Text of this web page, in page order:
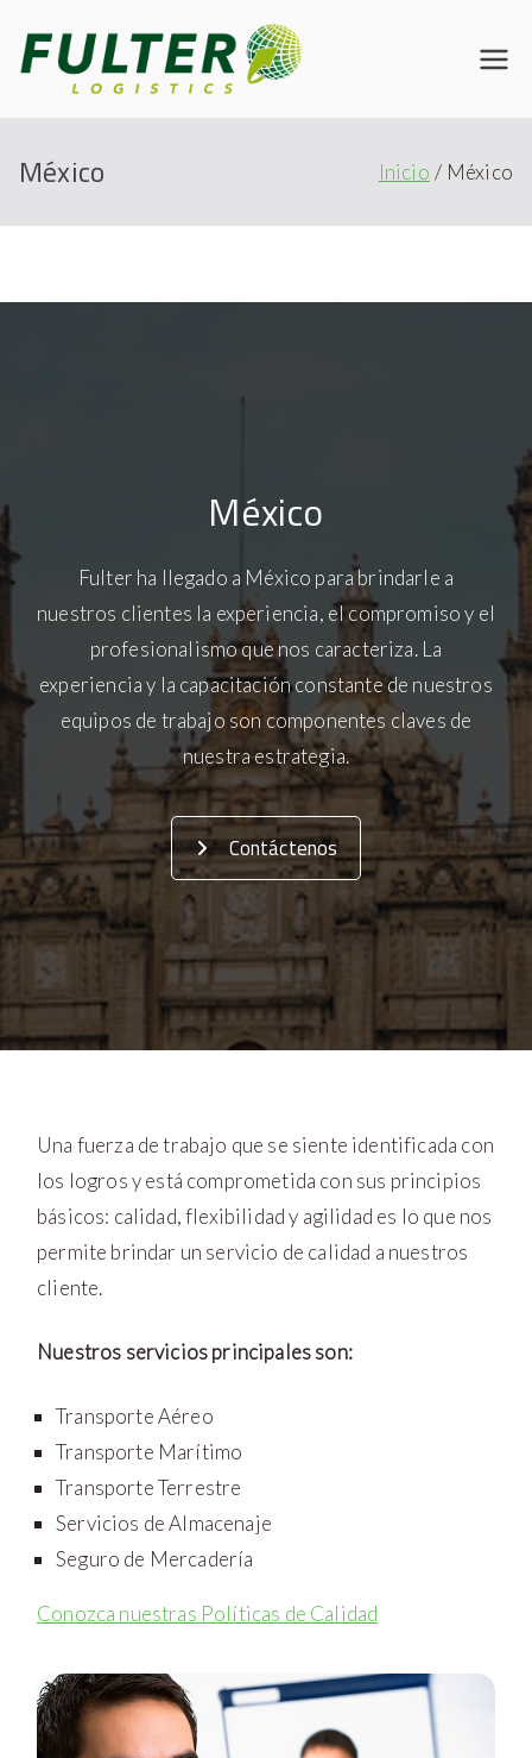
Connecting the World
México Inicio México
México
Fulter ha llegado a México para brindarle a
nuestros clientes la experiencia, el compromiso y el
profesionalismo que nos caracteriza. La
experiencia y la capacitación constante de nuestros
equipos de trabajo son componentes claves de
nuestra estrategia.
Contáctenos
Una fuerza de trabajo que se siente identificada con
los logros y está comprometida con sus principios
básicos: calidad, flexibilidad y agilidad es lo que nos
permite brindar un servicio de calidad a nuestros
cliente.
Nuestros servicios principales son:
Transporte Aéreo
Transporte Marítimo
Transporte Terrestre
Servicios de Almacenaje
Seguro de Mercadería
Conozca nuestras Políticas de Calidad